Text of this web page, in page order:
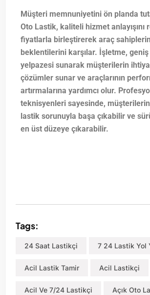
Müşteri memnuniyetini ön planda
Oto Lastik, kaliteli hizmet anlayışını
fiyatlarla birleştirerek araç
beklentilerini karşılar. İşletme,
yelpazesi sunarak müşterilerin
çözümler sunar ve araçlarının
artırmalarına yardımcı olur.
teknisyenleri sayesinde,
lastik sorunuyla başa çıkabilir ve
en üst düzeye çıkarabilir.
Tags:
24 Saat Lastikçi 7 24 Lastik Yol
Acil Lastik Tamir Acil Lastikçi
Acil Ve 7/24 Lastikçi Açık Oto